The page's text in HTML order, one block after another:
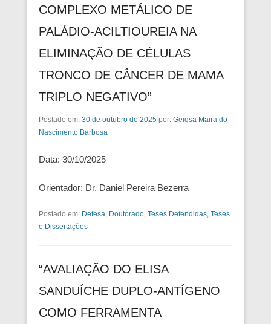
COMPLEXO METÁLICO DE
PALÁDIO-ACILTIOUREIA NA
ELIMINAÇÃO DE CÉLULAS
TRONCO DE CÂNCER DE MAMA
TRIPLO NEGATIVO”
Postado em: 30 de outubro de 2025 por: Geiqsa Maira do
Nascimento Barbosa
Data: 30/10/2025
Orientador: Dr. Daniel Pereira Bezerra
Postado em: Defesa, Doutorado, Teses Defendidas, Teses
e Dissertações
“AVALIAÇÃO DO ELISA
SANDUÍCHE DUPLO-ANTÍGENO
COMO FERRAMENTA